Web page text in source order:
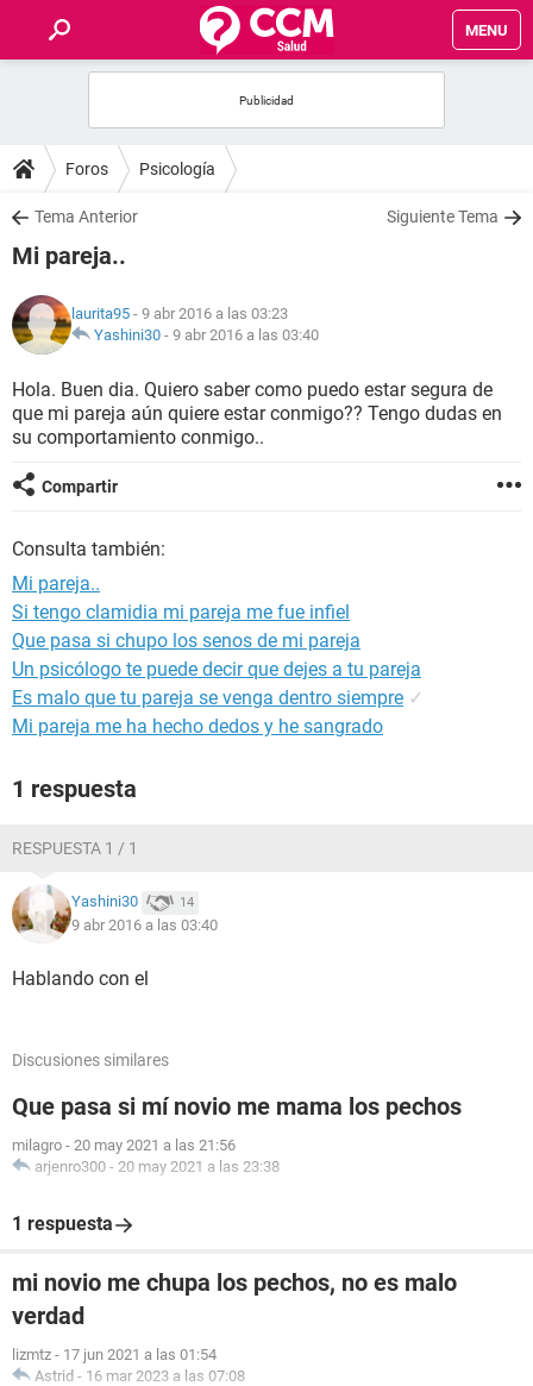
MENU
FOROS
SALUD
FAMILIA
NUTRICIÓN
BIENESTAR
Foros Psicología
Tema Anterior Siguiente Tema
Mi pareja..
laurita95 - 9 abr 2016 a las 03:23
Yashini30 - 9 abr 2016 a las 03:40
Hola. Buen dia. Quiero saber como puedo estar segura de
que mi pareja aún quiere estar conmigo?? Tengo dudas en
su comportamiento conmigo..
Compartir
Consulta también:
Mi pareja..
Si tengo clamidia mi pareja me fue infiel
Que pasa si chupo los senos de mi pareja
Un psicólogo te puede decir que dejes a tu pareja
Es malo que tu pareja se venga dentro siempre ✓
Mi pareja me ha hecho dedos y he sangrado
1 respuesta
RESPUESTA 1 / 1
Yashini30 14
9 abr 2016 a las 03:40
Hablando con el
Discusiones similares
Que pasa si mí novio me mama los pechos
milagro - 20 may 2021 a las 21:56
arjenro300 - 20 may 2021 a las 23:38
1 respuesta
mi novio me chupa los pechos, no es malo
verdad
lizmtz - 17 jun 2021 a las 01:54
Astrid - 16 mar 2023 a las 07:08